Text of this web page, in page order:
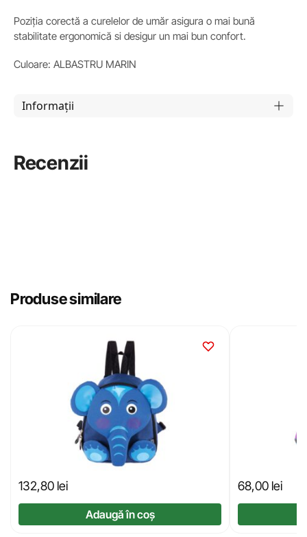
Poziția corectă a curelelor de umăr asigura o mai bună
stabilitate ergonomică si desigur un mai bun confort.
Culoare: ALBASTRU MARIN
Informații
Recenzii
Produse similare
132,80 lei
Adaugă în coș
68,00 lei